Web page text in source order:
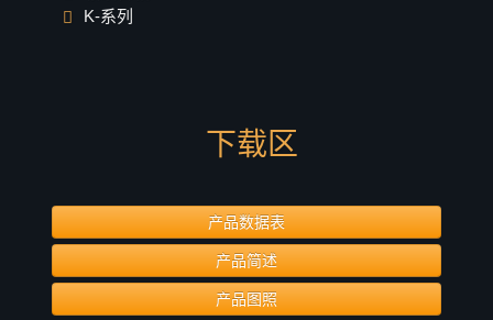
K-系列
下载区
产品数据表
产品简述
产品图照